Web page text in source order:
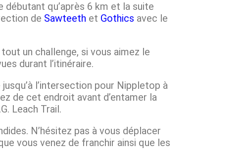
qu’après 6 km et la suite
de Sawteeth et Gothics avec le
un challenge, si vous aimez le
durant l’itinéraire.
l’intersection pour Nippletop à
de cet endroit avant d’entamer la
Leach Trail.
N’hésitez pas à vous déplacer
vous venez de franchir ainsi que les